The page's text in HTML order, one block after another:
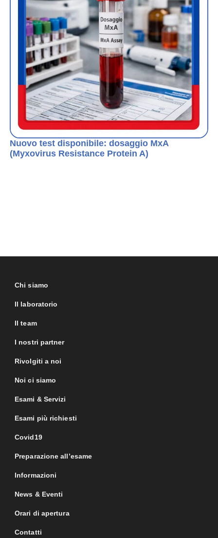
Nuovo test disponibile: dosaggio MxA
(Myxovirus Resistance Protein A)
Chi siamo
Il laboratorio
Il team
I nostri partner
Rivolgiti a noi
Noi ci siamo
Esami & Servizi
Esami più richiesti
Covid19
Preparazione all’esame
Informazioni
News & Eventi
Orari di apertura
Contatti